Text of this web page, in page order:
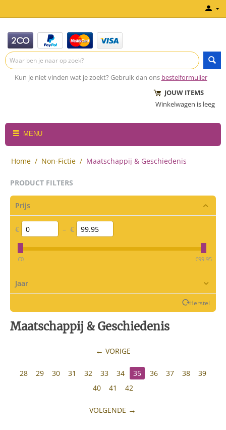
Kun je niet vinden wat je zoekt? Gebruik dan ons bestelformulier
JOUW ITEMS
Winkelwagen is leeg
MENU
Home / Non-Fictie / Maatschappij & Geschiedenis
PRODUCT FILTERS
Prijs
€ – €
‎€0 ‎€99.95
Jaar
Herstel
Maatschappij & Geschiedenis
VORIGE
28 29 30 31 32 33 34 35 36 37 38
39
40
41 42
VOLGENDE